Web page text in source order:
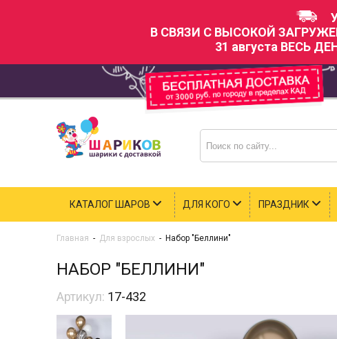
В СВЯЗИ С ВЫСОКОЙ
31 августа ВЕСЬ
КАТАЛОГ ШАРОВ ДЛЯ КОГО ПРАЗДНИК
Главная - Для взрослых - Набор "Беллини"
НАБОР "БЕЛЛИНИ"
Артикул: 17-432